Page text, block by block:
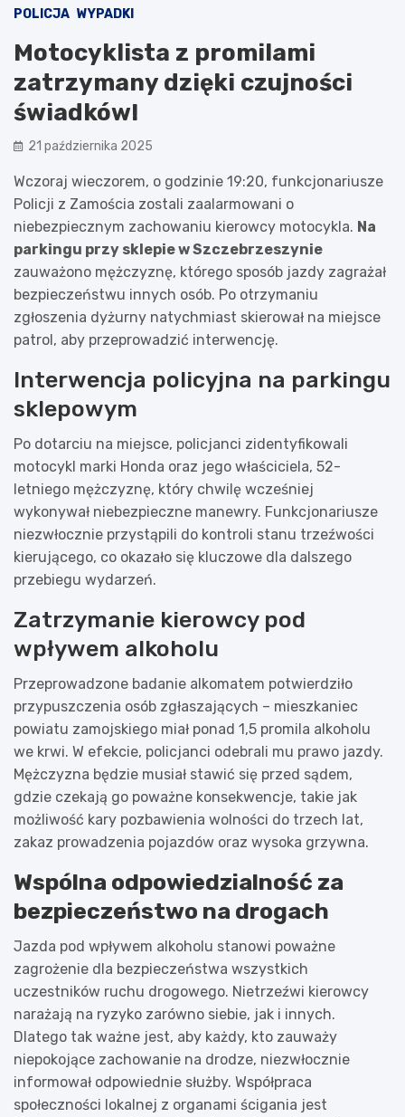
POLICJA WYPADKI
Motocyklista z promilami
zatrzymany dzięki czujności
świadków!
21 października 2025
Wczoraj wieczorem, o godzinie 19:20, funkcjonariusze
Policji z Zamościa zostali zaalarmowani o
niebezpiecznym zachowaniu kierowcy motocykla. Na
parkingu przy sklepie w Szczebrzeszynie
zauważono mężczyznę, którego sposób jazdy zagrażał
bezpieczeństwu innych osób. Po otrzymaniu
zgłoszenia dyżurny natychmiast skierował na miejsce
patrol, aby przeprowadzić interwencję.
Interwencja policyjna na parkingu
sklepowym
Po dotarciu na miejsce, policjanci zidentyfikowali
motocykl marki Honda oraz jego właściciela, 52-
letniego mężczyznę, który chwilę wcześniej
wykonywał niebezpieczne manewry. Funkcjonariusze
niezwłocznie przystąpili do kontroli stanu trzeźwości
kierującego, co okazało się kluczowe dla dalszego
przebiegu wydarzeń.
Zatrzymanie kierowcy pod
wpływem alkoholu
Przeprowadzone badanie alkomatem potwierdziło
przypuszczenia osób zgłaszających – mieszkaniec
powiatu zamojskiego miał ponad 1,5 promila alkoholu
we krwi. W efekcie, policjanci odebrali mu prawo jazdy.
Mężczyzna będzie musiał stawić się przed sądem,
gdzie czekają go poważne konsekwencje, takie jak
możliwość kary pozbawienia wolności do trzech lat,
zakaz prowadzenia pojazdów oraz wysoka grzywna.
Wspólna odpowiedzialność za
bezpieczeństwo na drogach
Jazda pod wpływem alkoholu stanowi poważne
zagrożenie dla bezpieczeństwa wszystkich
uczestników ruchu drogowego. Nietrzeźwi kierowcy
narażają na ryzyko zarówno siebie, jak i innych.
Dlatego tak ważne jest, aby każdy, kto zauważy
niepokojące zachowanie na drodze, niezwłocznie
informował odpowiednie służby. Współpraca
społeczności lokalnej z organami ścigania jest